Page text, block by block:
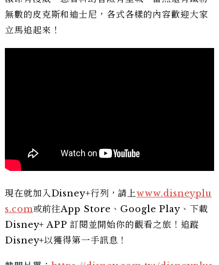
無數的皮克斯和迪士尼，各式各樣的內容歡迎大家
立馬追起來！
現在就加入Disney+行列，請上www.disneyplu
s.com或前往App Store、Google Play、下載
Disney+ APP 訂閱並開始你的觀看之旅！追蹤
Disney+以獲得第一手訊息！